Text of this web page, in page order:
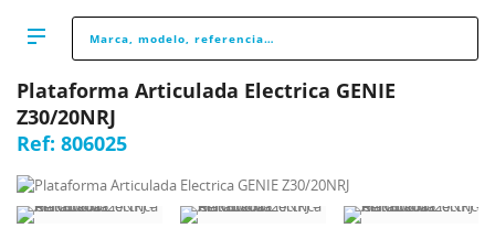
Plataforma Articulada Electrica GENIE
Z30/20NRJ
Ref: 806025